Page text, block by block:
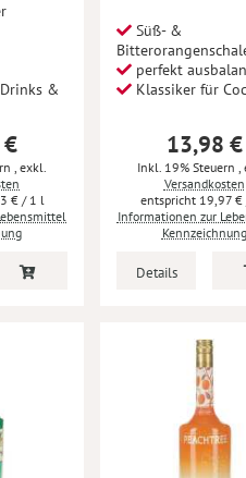
&
, exkl.
€/ 1 l
Süß- &
perfekt
Klassiker für
13,98 €
Inkl. 19% Steuern,
Versandkosten
19,97 €
Informationen zur
Kennzeichnung
Details